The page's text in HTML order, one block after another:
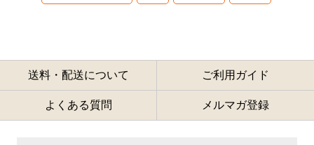
送料・配送について ご利用ガイド
よくある質問 メルマガ登録